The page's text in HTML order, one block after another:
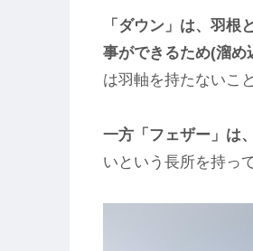
「ダウン」は、羽
事ができるため(溜め
は羽軸を持たないこ
一方「フェザー」は
いという長所を持っ